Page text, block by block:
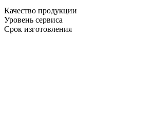
Качество продукции
Уровень сервиса
Срок изготовления